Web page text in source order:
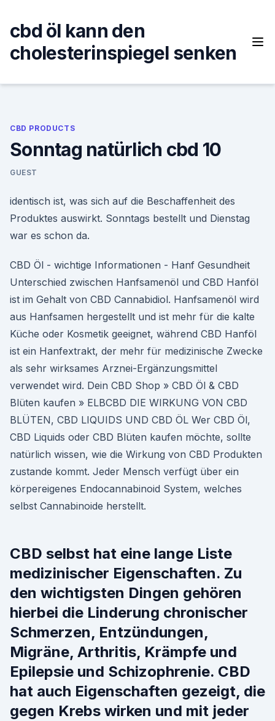
content
cbd öl kann den
cholesterinspiegel senken
CBD PRODUCTS
Sonntag natürlich cbd 10
GUEST
identisch ist, was sich auf die Beschaffenheit des
Produktes auswirkt. Sonntags bestellt und Dienstag
war es schon da.
CBD Öl - wichtige Informationen - Hanf Gesundheit
Unterschied zwischen Hanfsamenöl und CBD Hanföl
ist im Gehalt von CBD Cannabidiol. Hanfsamenöl wird
aus Hanfsamen hergestellt und ist mehr für die kalte
Küche oder Kosmetik geeignet, während CBD Hanföl
ist ein Hanfextrakt, der mehr für medizinische Zwecke
als sehr wirksames Arznei-Ergänzungsmittel
verwendet wird. Dein CBD Shop » CBD Öl & CBD
Blüten kaufen » ELBCBD DIE WIRKUNG VON CBD
BLÜTEN, CBD LIQUIDS UND CBD ÖL Wer CBD Öl,
CBD Liquids oder CBD Blüten kaufen möchte, sollte
natürlich wissen, wie die Wirkung von CBD Produkten
zustande kommt. Jeder Mensch verfügt über ein
körpereigenes Endocannabinoid System, welches
selbst Cannabinoide herstellt.
CBD selbst hat eine lange Liste
medizinischer Eigenschaften. Zu
den wichtigsten Dingen gehören
hierbei die Linderung chronischer
Schmerzen, Entzündungen,
Migräne, Arthritis, Krämpfe und
Epilepsie und Schizophrenie. CBD
hat auch Eigenschaften gezeigt, die
gegen Krebs wirken und mit jeder